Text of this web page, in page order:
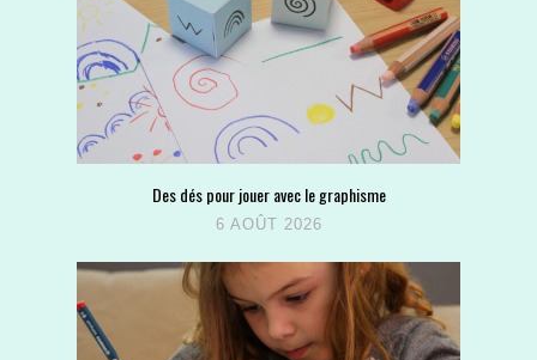
Des dés pour jouer avec le graphisme
6 AOÛT 2026